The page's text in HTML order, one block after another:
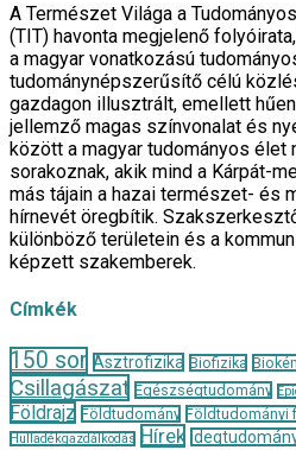
A Természet Világa a
(TIT) havonta megjelenő
a magyar vonatkozású
tudománynépszerűsítő célú
gazdagon illusztrált, emellett
jellemző magas színvonalat és
között a magyar tudományos élet
sorakoznak, akik mind a Kárpát-
más tájain a hazai természet- és
hírnevét öregbítik.
különböző területein és a
képzett szakemberek.
Címkék
150 sor Asztrofizika Biofizika
Csillagászat Egészségtudomány
Földrajz Földtudomány Földtudományi
Hulladékgazdálkodás
Hírek Idegtudomány